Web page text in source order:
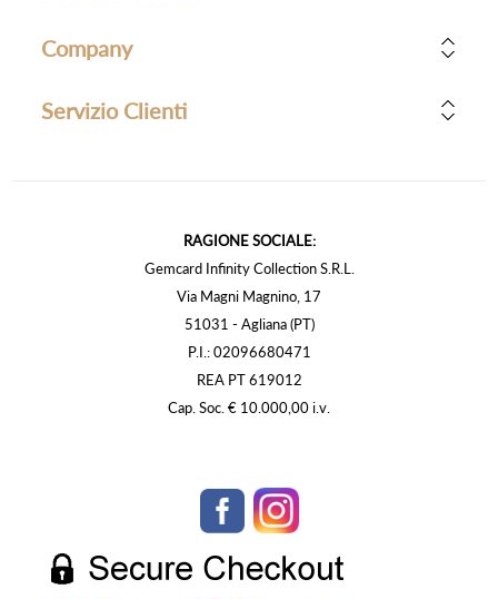
Company
Servizio Clienti
RAGIONE SOCIALE:
Gemcard Infinity Collection S.R.L.
Via Magni Magnino, 17
51031 - Agliana (PT)
P.I.: 02096680471
REA PT 619012
Cap. Soc. € 10.000,00 i.v.